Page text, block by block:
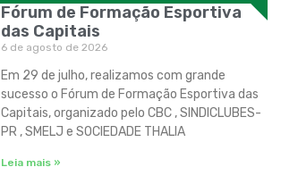
Fórum de Formação Esportiva
das Capitais
6 de agosto de 2026
Em 29 de julho, realizamos com grande
sucesso o Fórum de Formação Esportiva das
Capitais, organizado pelo CBC , SINDICLUBES-
PR , SMELJ e SOCIEDADE THALIA
Leia mais »